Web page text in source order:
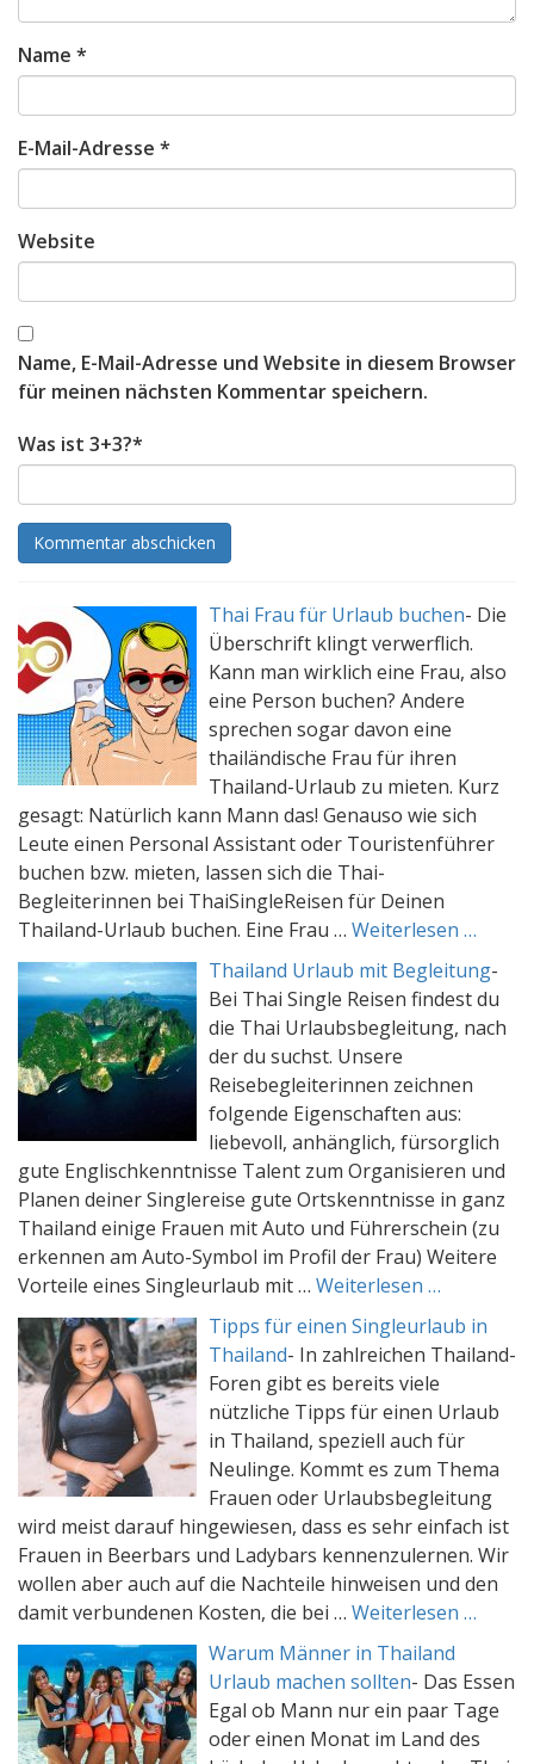
Name *
E-Mail-Adresse *
Website
Name, E-Mail-Adresse und Website in diesem Browser
für meinen nächsten Kommentar speichern.
Was ist 3+3?*
Thai Frau für Urlaub buchen- Die
Überschrift klingt verwerflich.
Kann man wirklich eine Frau, also
eine Person buchen? Andere
sprechen sogar davon eine
thailändische Frau für ihren
Thailand-Urlaub zu mieten. Kurz
gesagt: Natürlich kann Mann das! Genauso wie sich
Leute einen Personal Assistant oder Touristenführer
buchen bzw. mieten, lassen sich die Thai-
Begleiterinnen bei ThaiSingleReisen für Deinen
Thailand-Urlaub buchen. Eine Frau … Weiterlesen …
Thailand Urlaub mit Begleitung-
Bei Thai Single Reisen findest du
die Thai Urlaubsbegleitung, nach
der du suchst. Unsere
Reisebegleiterinnen zeichnen
folgende Eigenschaften aus:
liebevoll, anhänglich, fürsorglich
gute Englischkenntnisse Talent zum Organisieren und
Planen deiner Singlereise gute Ortskenntnisse in ganz
Thailand einige Frauen mit Auto und Führerschein (zu
erkennen am Auto-Symbol im Profil der Frau) Weitere
Vorteile eines Singleurlaub mit … Weiterlesen …
Tipps für einen Singleurlaub in
Thailand- In zahlreichen Thailand-
Foren gibt es bereits viele
nützliche Tipps für einen Urlaub
in Thailand, speziell auch für
Neulinge. Kommt es zum Thema
Frauen oder Urlaubsbegleitung
wird meist darauf hingewiesen, dass es sehr einfach ist
Frauen in Beerbars und Ladybars kennenzulernen. Wir
wollen aber auch auf die Nachteile hinweisen und den
damit verbundenen Kosten, die bei … Weiterlesen …
Warum Männer in Thailand
Urlaub machen sollten- Das Essen
Egal ob Mann nur ein paar Tage
oder einen Monat im Land des